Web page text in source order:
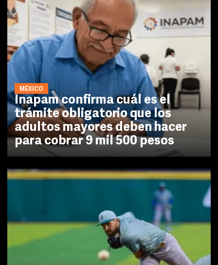
MÉXICO
Inapam confirma cuál es el
trámite obligatorio que los
adultos mayores deben hacer
para cobrar 9 mil 500 pesos